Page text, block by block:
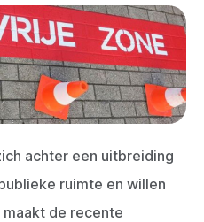
achter een uitbreiding
ruimte en willen
maakt de recente